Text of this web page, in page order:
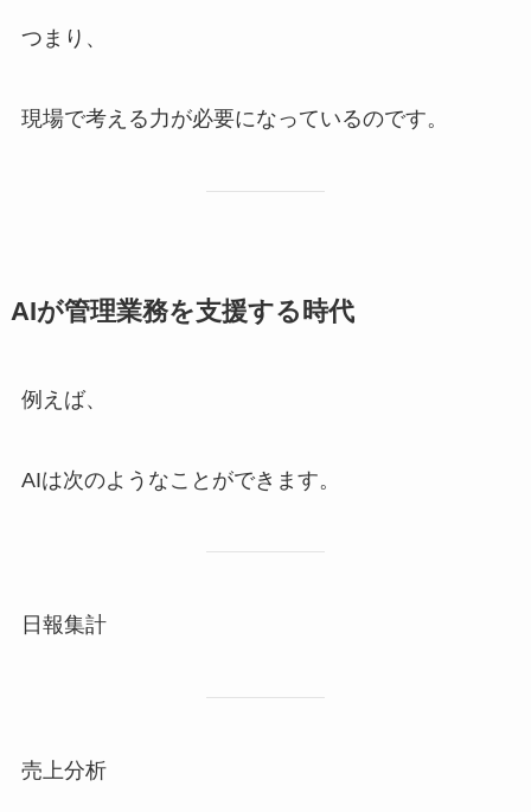
つまり、
現場で考える力が必要になっているのです。
AIが管理業務を支援する時代
例えば、
AIは次のようなことができます。
日報集計
売上分析